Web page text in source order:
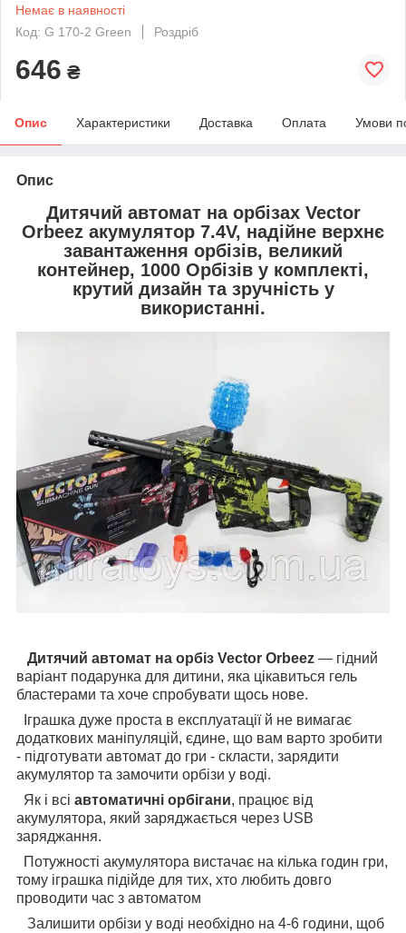
Немає в наявності
Код: G 170-2 Green
Роздріб
646 ₴
Опис Характеристики Доставка Оплата Умови
Опис
Дитячий автомат на орбізах Vector
Orbeez акумулятор 7.4V, надійне верхнє
завантаження орбізів, великий
контейнер, 1000 Орбізів у комплекті,
крутий дизайн та зручність у
використанні.
Дитячий автомат на орбіз Vector Orbeez — гідний
варіант подарунка для дитини, яка цікавиться гель
бластерами та хоче спробувати щось нове.
Іграшка дуже проста в експлуатації й не вимагає
додаткових маніпуляцій, єдине, що вам варто зробити
- підготувати автомат до гри - скласти, зарядити
акумулятор та замочити орбізи у воді.
Як і всі автоматичні орбігани, працює від
акумулятора, який заряджається через USB
заряджання.
Потужності акумулятора вистачає на кілька годин гри,
тому іграшка підійде для тих, хто любить довго
проводити час з автоматом
Залишити орбізи у воді необхідно на 4-6 години, щоб